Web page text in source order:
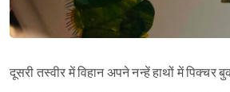
दूसरी तस्वीर में विहान अपने नन्हें हाथों में